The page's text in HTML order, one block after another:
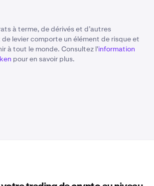
à terme, de dérivés et d’autres
levier comporte un élément de risque et
à tout le monde. Consultez l'information
pour en savoir plus.